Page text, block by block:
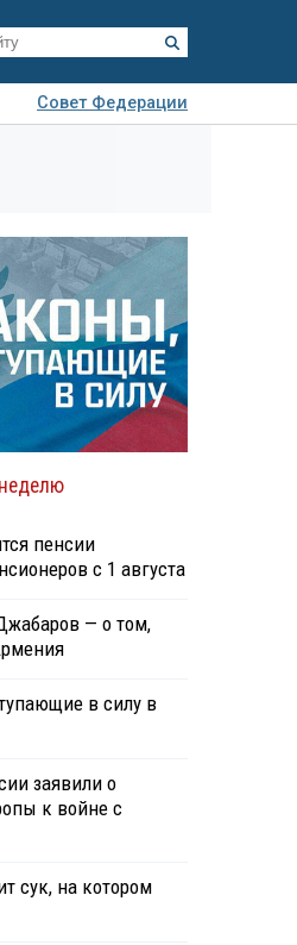
Совет Федерации
пенсии
с 1 августа
— о том,
в силу в
заявили о
к войне с
сук, на котором